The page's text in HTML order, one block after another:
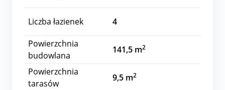
Liczba łazienek
4
Powierzchnia
budowlana
141,5 m2
Powierzchnia
tarasów
9,5 m2